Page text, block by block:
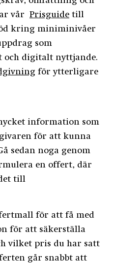
vår Prisguide till
kring miniminivåer
som
digitalt nyttjande.
för ytterligare
information som
för att kunna
sedan noga genom
en offert, där
till
för att få med
för att säkerställa
vilket pris du har satt
går snabbt att